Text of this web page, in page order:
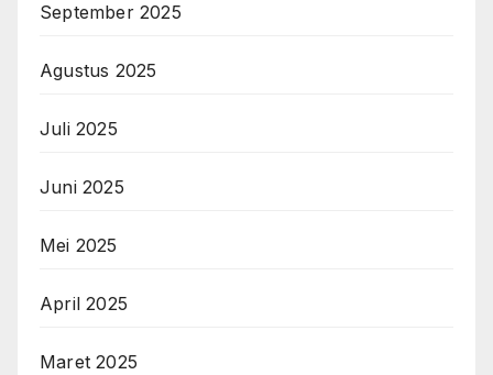
September 2025
Agustus 2025
Juli 2025
Juni 2025
Mei 2025
April 2025
Maret 2025